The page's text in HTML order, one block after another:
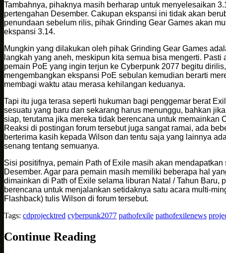
Tambahnya, pihaknya masih berharap untuk menyelesaikan
pertengahan Desember. Cakupan ekspansi ini tidak akan
penundaan sebelum rilis, pihak Grinding Gear Games akan
ekspansi 3.14.
Mungkin yang dilakukan oleh pihak Grinding Gear Games
langkah yang aneh, meskipun kita semua bisa mengerti. Pasti
pemain PoE yang ingin terjun ke Cyberpunk 2077 begitu
mengembangkan ekspansi PoE sebulan kemudian berarti
membagi waktu atau merasa kehilangan keduanya.
Tapi itu juga terasa seperti hukuman bagi penggemar berat
sesuatu yang baru dan sekarang harus menunggu, bahkan
siap, terutama jika mereka tidak berencana untuk memainkan
Reaksi di postingan forum tersebut juga sangat ramai, ada
berterima kasih kepada Wilson dan tentu saja yang lainnya
senang tentang semuanya.
Sisi positifnya, pemain Path of Exile masih akan mendapatkan
Desember. Agar para pemain masih memiliki beberapa hal
dimainkan di Path of Exile selama liburan Natal / Tahun Baru,
berencana untuk menjalankan setidaknya satu acara multi-
Flashback) tulis Wilson di forum tersebut.
Tags: cdprojecktred cyberpunk2077 pathofexile pathofexilenews
Continue Reading